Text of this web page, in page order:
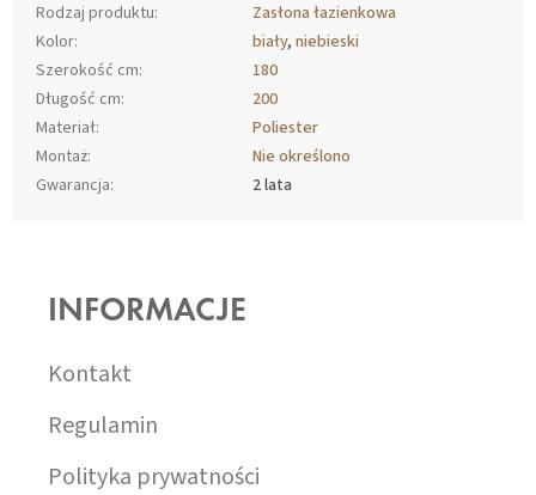
Rodzaj produktu:
Zasłona łazienkowa
Kolor: biały, niebieski
Szerokość cm:
180
Długość cm:
200
Materiał:
Poliester
Montaż:
Nie określono
Gwarancja:
2 lata
INFORMACJE
Kontakt
Regulamin
Polityka prywatności